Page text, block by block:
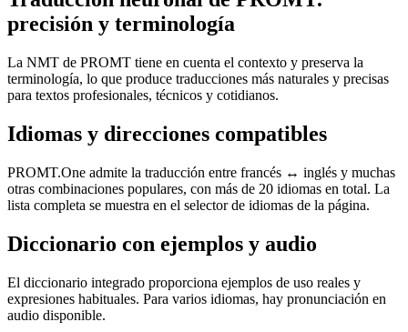
precisión y terminología
La NMT de PROMT tiene en cuenta el contexto y preserva la
terminología, lo que produce traducciones más naturales y precisas
para textos profesionales, técnicos y cotidianos.
Idiomas y direcciones compatibles
PROMT.One admite la traducción entre francés ↔ inglés y muchas
otras combinaciones populares, con más de 20 idiomas en total. La
lista completa se muestra en el selector de idiomas de la página.
Diccionario con ejemplos y audio
El diccionario integrado proporciona ejemplos de uso reales y
expresiones habituales. Para varios idiomas, hay pronunciación en
audio disponible.